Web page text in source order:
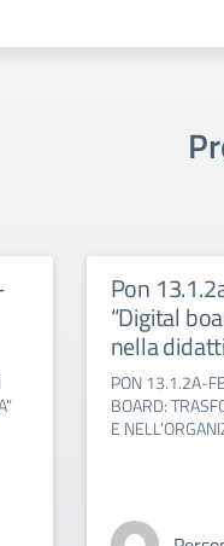
Pon
“Digital
nella
PON 13.1.2A-
BOARD:
E